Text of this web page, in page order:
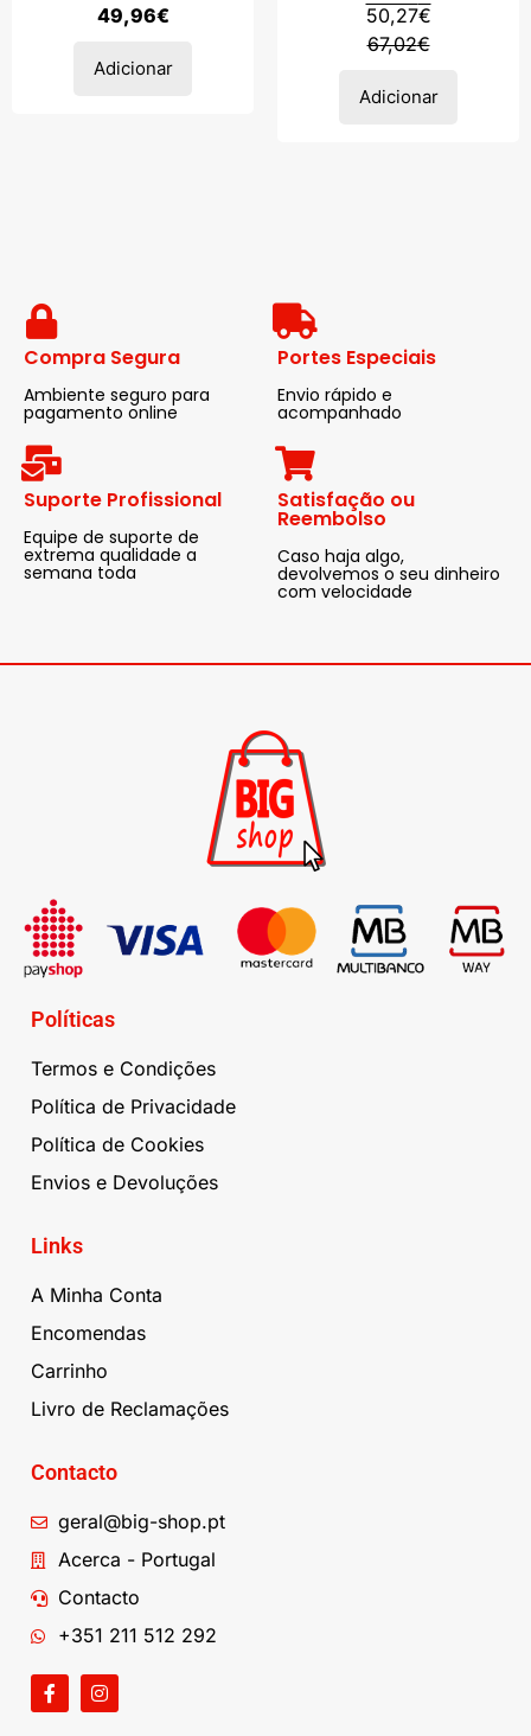
49,96€
Adicionar
67,02€
50,27€
Adicionar
Compra Segura
Ambiente seguro para
pagamento online
Portes Especiais
Envio rápido e
acompanhado
Suporte Profissional
Equipe de suporte de
extrema qualidade a
semana toda
Satisfação ou
Reembolso
Caso haja algo,
devolvemos o seu dinheiro
com velocidade
Políticas
Termos e Condições
Política de Privacidade
Política de Cookies
Envios e Devoluções
Links
A Minha Conta
Encomendas
Carrinho
Livro de Reclamações
Contacto
geral@big-shop.pt
Acerca - Portugal
Contacto
+351 211 512 292